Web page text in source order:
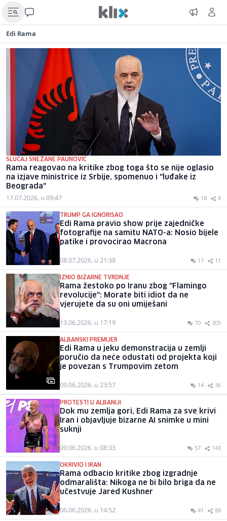
Edi Rama
SLUČAJ SNEŽANE PAUNOVIĆ
Rama reagovao na kritike zbog toga što se nije oglasio
na izjave ministrice iz Srbije, spomenuo i "luđake iz
Beograda"
17.07.2026. u 09:47 18 8
TRUMP GA IGNORISAO
Edi Rama pravio show prije zajedničke
fotografije na samitu NATO-a: Nosio bijele
patike i provocirao Macrona
08.07.2026. u 21:38 17 11
IZNIO BIZARNE TVRDNJE
Rama žestoko po Iranu zbog "Flamingo
revolucije": Morate biti idiot da ne
vjerujete da su oni umiješani
13.06.2026. u 17:19 70 305
ALBANSKI PREMIJER
Edi Rama u jeku demonstracija u zemlji
poručio da neće odustati od projekta koji
je povezan s Trumpovim zetom
09.06.2026. u 23:57 14 36
PROTESTI U ALBANIJI
Dok mu zemlja gori, Edi Rama za sve krivi
Iran i objavljuje bizarne AI snimke u mini
suknji
09.06.2026. u 08:33 57 143
OKRIVIO I IRAN
Rama odbacio kritike zbog izgradnje
odmarališta: Nikoga ne bi bilo briga da ne
učestvuje Jared Kushner
06.06.2026. u 14:52 41 88